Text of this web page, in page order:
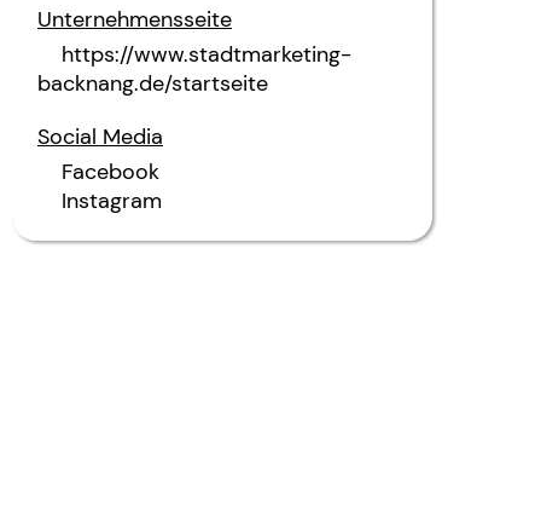
Unternehmensseite
https://www.stadtmarketing-
backnang.de/startseite
Social Media
Facebook
Instagram